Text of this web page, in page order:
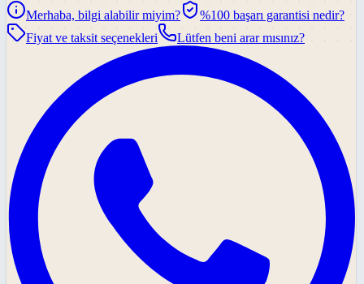
Merhaba, bilgi alabilir miyim?
%100 başarı garantisi nedir?
Fiyat ve taksit seçenekleri
Lütfen beni arar mısınız?